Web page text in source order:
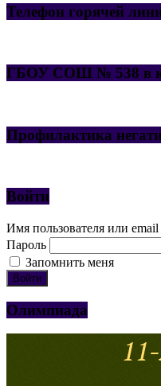
Телефон горячей
ГБОУ СОШ № 538 в
Профилактика
Войти
Имя пользователя или email
Пароль
Запомнить меня
Войти
Олимпиада